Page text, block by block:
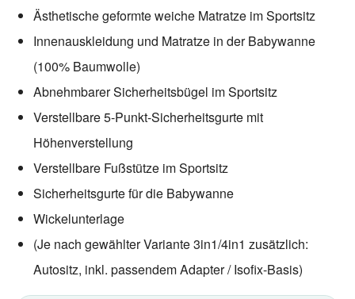
Ästhetische geformte weiche Matratze im Sportsitz
Innenauskleidung und Matratze in der Babywanne
(100% Baumwolle)
Abnehmbarer Sicherheitsbügel im Sportsitz
Verstellbare 5-Punkt-Sicherheitsgurte mit
Höhenverstellung
Verstellbare Fußstütze im Sportsitz
Sicherheitsgurte für die Babywanne
Wickelunterlage
(Je nach gewählter Variante 3in1/4in1 zusätzlich:
Autositz, inkl. passendem Adapter / Isofix-Basis)